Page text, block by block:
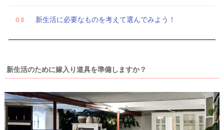
新生活に必要なものを考えて選んでみよう！
新生活のために嫁入り道具を準備しますか？